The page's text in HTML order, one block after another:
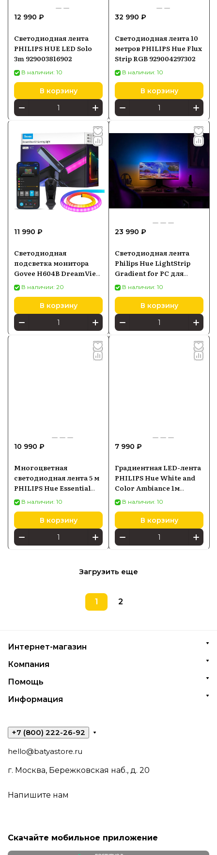
12 990 ₽
Светодиодная лента
PHILIPS HUE LED Solo
3m 929003816902
В наличии: 10
В корзину
32 990 ₽
Светодиодная лента 10
метров PHILIPS Hue Flux
Strip RGB 929004297302
В наличии: 10
В корзину
11 990 ₽
Светодиодная
подсветка монитора
Govee H604B DreamView
G1 RGBIC 24"- 32",
светодиодная лента,
Wi-Fi+Bluetooth
В наличии: 20
В корзину
23 990 ₽
Светодиодная лента
Philips Hue LightStrip
Gradient for PC для
мониторов 24-27
(929003498501)
В наличии: 10
В корзину
10 990 ₽
Многоцветная
светодиодная лента 5 м
PHILIPS Hue Essential
929004294901
В наличии: 10
В корзину
7 990 ₽
Градиентная LED-лента
PHILIPS Hue White and
Color Ambiance 1м
удлинитель
8719514339989
В наличии: 10
В корзину
Загрузить еще
1 2
Интернет-магазин
Компания
Помощь
Информация
+7 (800) 222-26-92
hello@batyastore.ru
г. Москва, Бережковская наб., д. 20
Напишите нам
Скачайте мобильное приложение